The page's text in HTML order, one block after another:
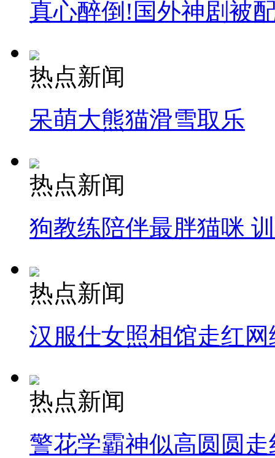
真心醉倒!国外神剧被
热点新闻
呆萌大熊猫滑雪取乐
热点新闻
狗教练陪伴最胖猫咪
热点新闻
汉服仕女照相馆走红网
热点新闻
警花学霸神似高圆圆走